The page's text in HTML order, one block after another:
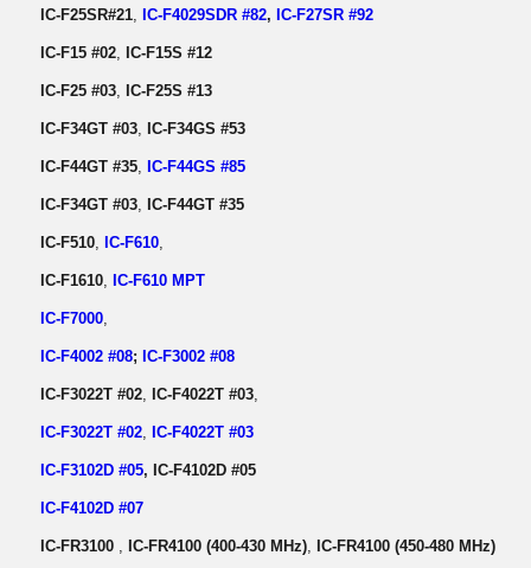
IC-F25SR#21, IC-F4029SDR #82, IC-F27SR #92
IC-F15 #02, IC-F15S #12
IC-F25 #03, IC-F25S #13
IC-F34GT #03, IC-F34GS #53
IC-F44GT #35, IC-F44GS #85
IC-F34GT #03, IC-F44GT #35
IC-F510, IC-F610,
IC-F1610, IC-F610 MPT
IC-F7000,
IC-F4002 #08; IC-F3002 #08
IC-F3022T #02, IC-F4022T #03,
IC-F3022T #02, IC-F4022T #03
IC-F3102D #05, IC-F4102D #05
IC-F4102D #07
IC-FR3100 IC-FR4100 (400-430 MHz), IC-FR4100 (450-480 MHz)